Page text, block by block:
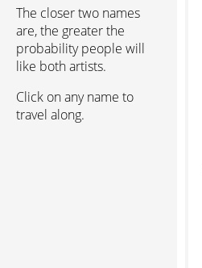
The closer two names
are, the greater the
probability people will
like both artists.
Click on any name to
travel along.